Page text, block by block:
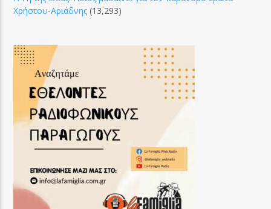
Χρήστου-Αριάδνης (13,293)